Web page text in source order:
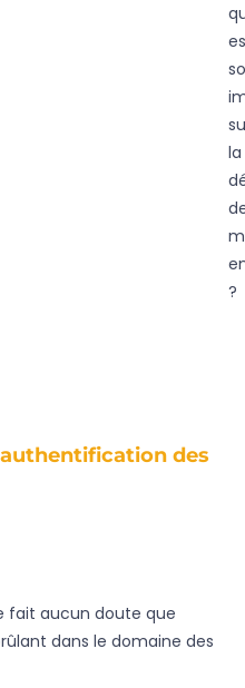
la
?
des
fait aucun doute que
dans le domaine des